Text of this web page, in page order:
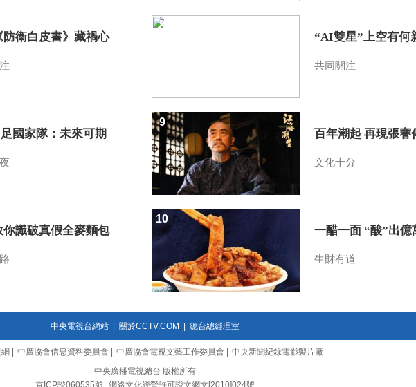
解读《三
防衛白皮書》藏禍心
國家隊：未來可期
你識破真假全麥麵包
“AI雙星”上空有何
共同關注
8
百年潮起 再現張謇
文化十分
9
一醋一面 “酸”出億
生財有道
10
中央電視台網站| 關於CCTV.COM 總台總經理室
中廣協會信息資料委員會 中廣協會電視文藝工作委員會
中央新聞紀錄電影製片廠
中央廣播電視總台 版權所有
京ICP證060535號
網絡文化經營許可證文網文[2010]024號